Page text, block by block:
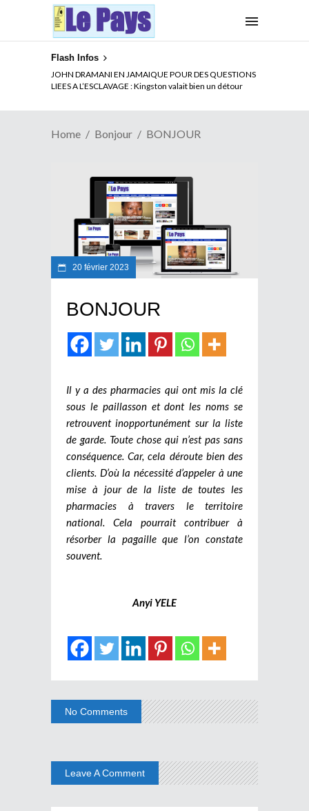
Flash Infos
JOHN DRAMANI EN JAMAIQUE POUR DES QUESTIONS
LIEES A L’ESCLAVAGE : Kingston valait bien un détour
Home Bonjour BONJOUR
20 février 2023
BONJOUR
Il y a des pharmacies qui ont mis la clé
sous le paillasson et dont les noms se
retrouvent inopportunément sur la liste
de garde. Toute chose qui n’est pas sans
conséquence. Car, cela déroute bien des
clients. D’où la nécessité d’appeler à une
mise à jour de la liste de toutes les
pharmacies à travers le territoire
national. Cela pourrait contribuer à
résorber la pagaille que l’on constate
souvent.
Anyi YELE
No Comments
Leave A Comment